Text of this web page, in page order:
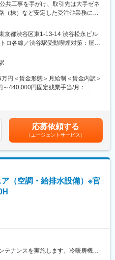
務
度を6年間実施しており、今後も社員
。
屋上も外壁も包み込み、建築物の耐
飛躍的に上げることで、建て替えの
、お客様が直接大型工事の依頼が
万平方メートルの物件が増え、今
会社の強みを活かして過去に実績の
以上の耐久性のある工法でお客様か
状況となっております。弊社では顧
組みは、一層推進すると共に、女性
り組みや、給与面や休日取得、働き
、夢に向かって頑張りませんか？
共工事を手がけ、取引先は大手ゼネ
（株）など安定した受注◎業務に必
て、設備施工管理をお任せいたしま
ン、公共施設など)の空調(冷暖房)、
機能させるための管を設置する、設
施工管理業務をお願いします。
道具類は新品を貸与します。
が旺盛な物流施設など、工事量自体
より受注時の工事採算が低下する業
25H程度で、4～9月は残業無しで帰
3月は比較的繁忙期となります。
京都渋谷区東1-13-14 渋谷松永ビル
ロ各線／渋谷駅受動喫煙対策：屋内
定める事業所
円＜賃金形態＞月給制＜賃金内訳＞
440,000円固定残業手当/月：
上、同社規定により決定・賞与：年2
※業績による・昇給：年1回賃金はあ
選考を通じて上下する可能性があり
を含めた表記です。
応募依頼する
（エージェントサービス）
ア（空調・給排水設備）※官
テナンスを実施します。冷暖房機